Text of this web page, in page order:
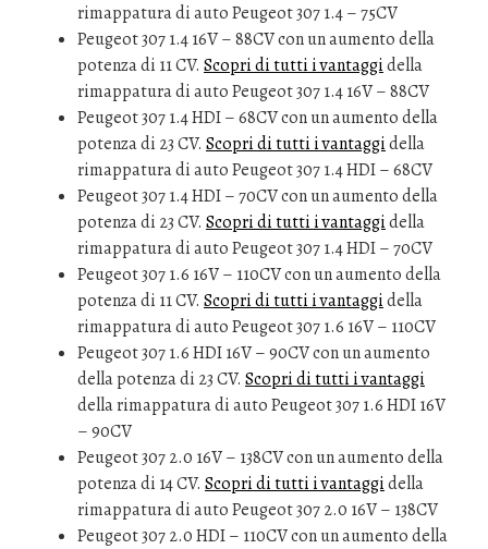
rimappatura di auto Peugeot 307 1.4 – 75CV
Peugeot 307 1.4 16V – 88CV con un aumento della
potenza di 11 CV. Scopri di tutti i vantaggidella
rimappatura di auto Peugeot 307 1.4 16V – 88CV
Peugeot 307 1.4 HDI – 68CV con un aumento della
potenza di 23 CV. Scopri di tutti i vantaggidella
rimappatura di auto Peugeot 307 1.4 HDI – 68CV
Peugeot 307 1.4 HDI – 70CV con un aumento della
potenza di 23 CV. Scopri di tutti i vantaggidella
rimappatura di auto Peugeot 307 1.4 HDI – 70CV
Peugeot 307 1.6 16V – 110CV con un aumento della
potenza di 11 CV. Scopri di tutti i vantaggidella
rimappatura di auto Peugeot 307 1.6 16V – 110CV
Peugeot 307 1.6 HDI 16V – 90CV con un aumento
della potenza di 23 CV. Scopri di tutti i vantaggi
della rimappatura di auto Peugeot 307 1.6 HDI 16V
– 90CV
Peugeot 307 2.0 16V – 138CV con un aumento della
potenza di 14 CV. Scopri di tutti i vantaggidella
rimappatura di auto Peugeot 307 2.0 16V – 138CV
Peugeot 307 2.0 HDI – 110CV con un aumento della